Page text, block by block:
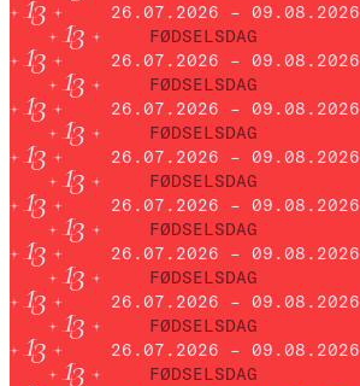
26.07.2026 – 09.08.2026
FØDSELSDAG
26.07.2026 – 09.08.2026
FØDSELSDAG
26.07.2026 – 09.08.2026
FØDSELSDAG
26.07.2026 – 09.08.2026
FØDSELSDAG
26.07.2026 – 09.08.2026
FØDSELSDAG
26.07.2026 – 09.08.2026
FØDSELSDAG
26.07.2026 – 09.08.2026
FØDSELSDAG
26.07.2026 – 09.08.2026
FØDSELSDAG